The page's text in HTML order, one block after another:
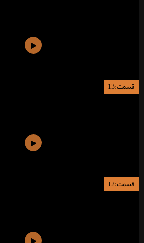
قسمت:13
قسمت:12